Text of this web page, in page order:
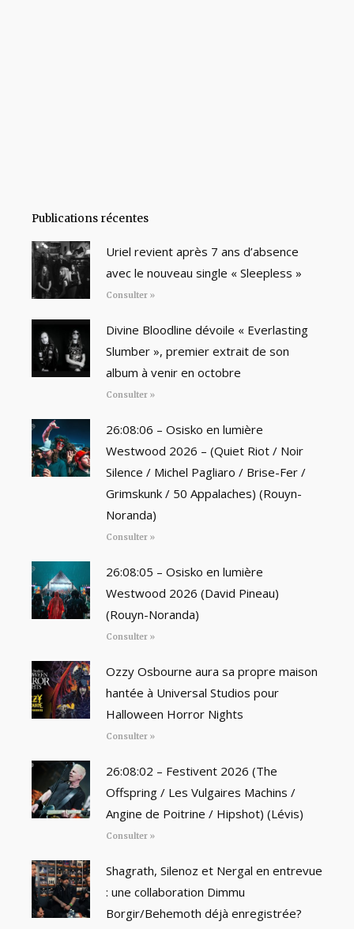
Publications récentes
Uriel revient après 7 ans d’absence
avec le nouveau single « Sleepless »
Consulter »
Divine Bloodline dévoile « Everlasting
Slumber », premier extrait de son
album à venir en octobre
Consulter »
26:08:06 – Osisko en lumière
Westwood 2026 – (Quiet Riot / Noir
Silence / Michel Pagliaro / Brise-Fer /
Grimskunk / 50 Appalaches) (Rouyn-
Noranda)
Consulter »
26:08:05 – Osisko en lumière
Westwood 2026 (David Pineau)
(Rouyn-Noranda)
Consulter »
Ozzy Osbourne aura sa propre maison
hantée à Universal Studios pour
Halloween Horror Nights
Consulter »
26:08:02 – Festivent 2026 (The
Offspring / Les Vulgaires Machins /
Angine de Poitrine / Hipshot) (Lévis)
Consulter »
Shagrath, Silenoz et Nergal en entrevue
: une collaboration Dimmu
Borgir/Behemoth déjà enregistrée?